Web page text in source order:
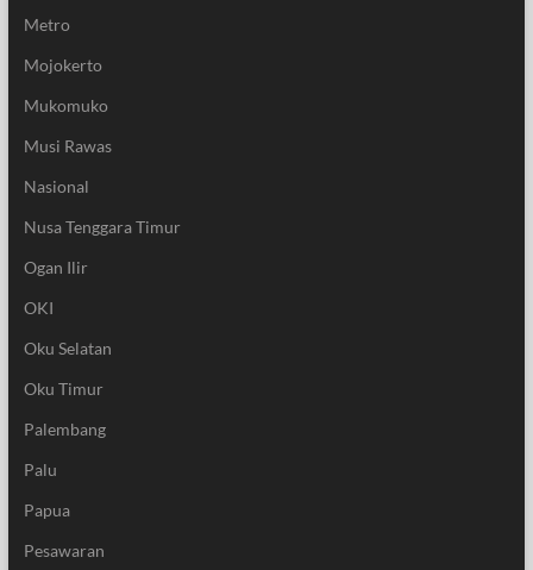
Metro
Mojokerto
Mukomuko
Musi Rawas
Nasional
Nusa Tenggara Timur
Ogan Ilir
OKI
Oku Selatan
Oku Timur
Palembang
Palu
Papua
Pesawaran